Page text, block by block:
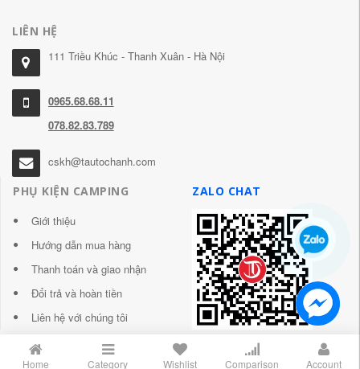
LIÊN HỆ
111 Triều Khúc - Thanh Xuân - Hà Nội
0965.68.68.11
078.82.83.789
cskh@tautochanh.com
PHỤ KIỆN CAMPING
Giới thiệu
Hướng dẫn mua hàng
Thanh toán và giao nhận
Đổi trả và hoàn tiền
Liên hệ với chúng tôi
ZALO CHAT
Home Category Wishlist Comparison Account